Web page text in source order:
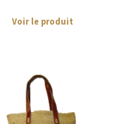
Voir le produit